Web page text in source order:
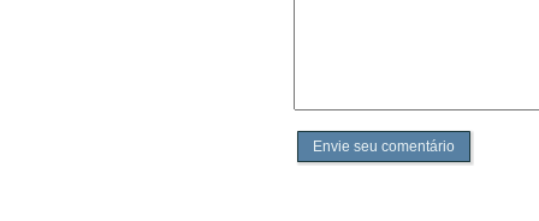
Envie seu comentário